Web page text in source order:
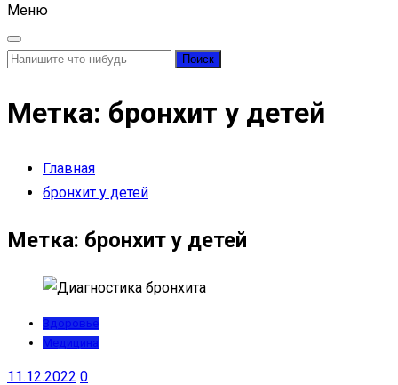
Меню
Найти:
Метка: бронхит у детей
Главная
бронхит у детей
Метка: бронхит у детей
Здоровье
Медицина
11.12.2022 0